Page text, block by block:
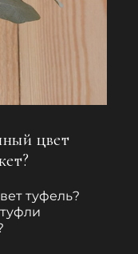
цвет
туфель?